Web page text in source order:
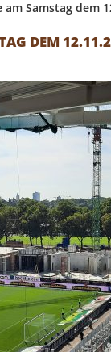
Samstag dem
DEM